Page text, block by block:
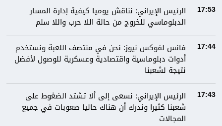
17:53
الرئيس الإيراني: نناقش يوميا كيفية إدارة المسار
الدبلوماسي للخروج من حالة اللا حرب واللا سلم
17:44
فانس لفوكس نيوز: نحن في منتصف اللعبة ونستخدم
أدوات دبلوماسية واقتصادية وعسكرية للوصول لأفضل
نتيجة لشعبنا
17:43
الرئيس الإيراني: نسعى إلى ألا تشتد الضغوط على
شعبنا كثيرا وندرك أن هناك حاليا صعوبات في جميع
المجالات